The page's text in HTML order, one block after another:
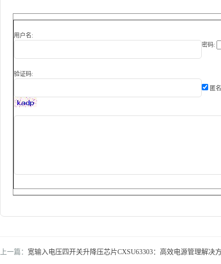
用户名:
密码:
验证码:
匿
上一篇： 宽输入电压四开关升降压芯片CXSU63303：高效电源管理解决